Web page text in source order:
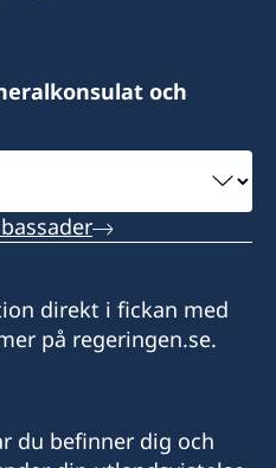
och
direkt i fickan med
på regeringen.se.
du befinner dig och